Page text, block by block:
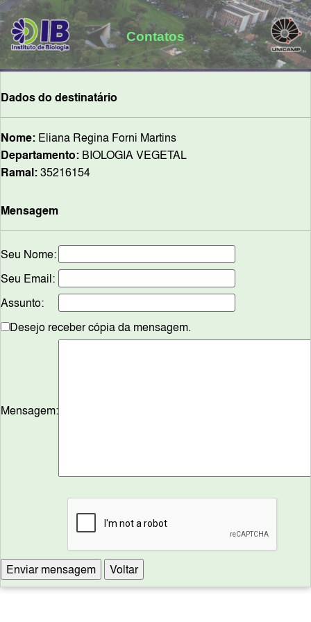
Contatos
Dados do destinatário
Nome: Eliana Regina Forni Martins
Departamento: BIOLOGIA VEGETAL
Ramal:35216154
Mensagem
Seu Nome:
Seu Email:
Assunto:
Desejo receber cópia da mensagem.
Mensagem: